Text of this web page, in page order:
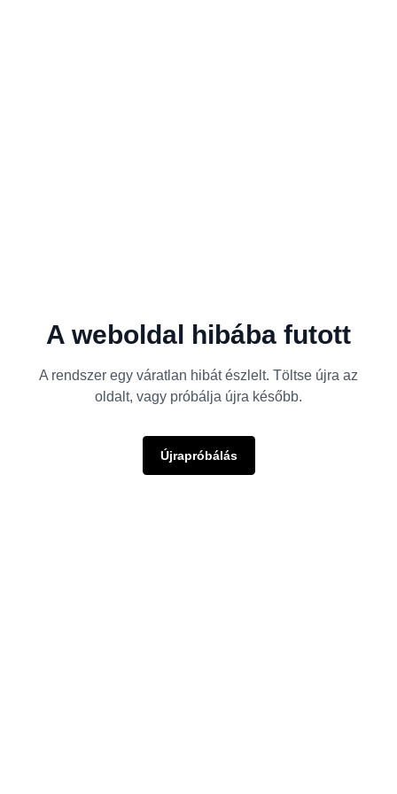
A weboldal hibába futott
A rendszer egy váratlan hibát észlelt. Töltse újra az
oldalt, vagy próbálja újra később.
Újrapróbálás